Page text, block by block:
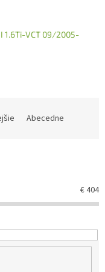
1.6Ti-VCT 09/2005-
Abecedne
€404